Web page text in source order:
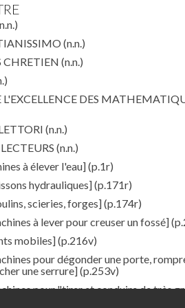
(n.n.)
CHRETIEN (n.n.)
L'EXCELLENCE DES
(n.n.)
(n.n.)
à élever l'eau](p.1r)
hydrauliques](p.171r)
scieries, forges](p.174r)
à lever pour creuser un fossé]
mobiles](p.216v)
pour dégonder une porte,
une serrure](p.253v)
pour "tirer et conduire de très